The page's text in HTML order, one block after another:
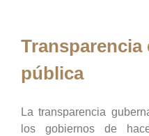
pública
La transparencia
los gobiernos de